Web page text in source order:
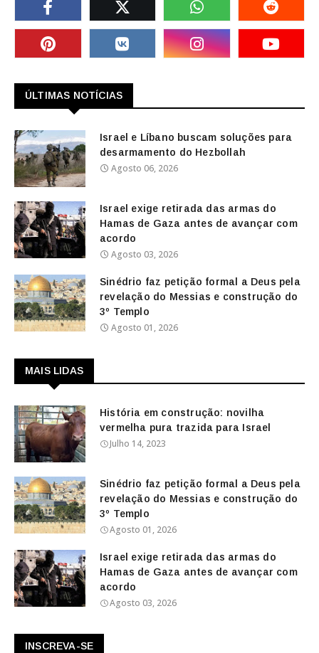
ÚLTIMAS NOTÍCIAS
Israel e Líbano buscam soluções para
desarmamento do Hezbollah
Agosto 06, 2026
Israel exige retirada das armas do
Hamas de Gaza antes de avançar com
acordo
Agosto 03, 2026
Sinédrio faz petição formal a Deus pela
revelação do Messias e construção do
3º Templo
Agosto 01, 2026
MAIS LIDAS
História em construção: novilha
vermelha pura trazida para Israel
Julho 14, 2023
Sinédrio faz petição formal a Deus pela
revelação do Messias e construção do
3º Templo
Agosto 01, 2026
Israel exige retirada das armas do
Hamas de Gaza antes de avançar com
acordo
Agosto 03, 2026
INSCREVA-SE